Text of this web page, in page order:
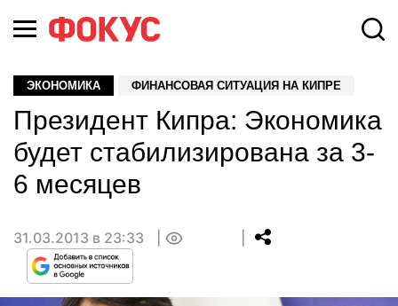
ЭКОНОМИКА ФИНАНСОВАЯ СИТУАЦИЯ НА КИПРЕ
Президент Кипра: Экономика
будет стабилизирована за 3-
6 месяцев
31.03.2013 в 23:33